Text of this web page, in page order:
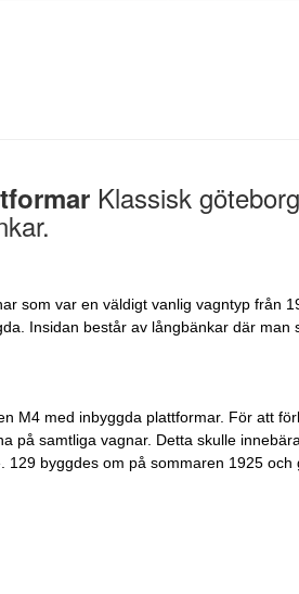
Klassisk
som var en väldigt vanlig vagntyp från
Insidan består av långbänkar där man
M4 med inbyggda plattformar. För att
på samtliga vagnar. Detta skulle
byggdes om på sommaren 1925 och